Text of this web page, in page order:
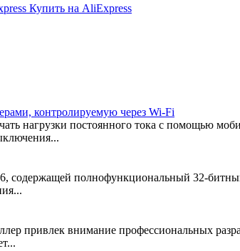
Купить на AliExpress
контролируемую через Wi-Fi
нагрузки постоянного тока с помощью
содержащей полнофункциональный 32-
привлек внимание профессиональных